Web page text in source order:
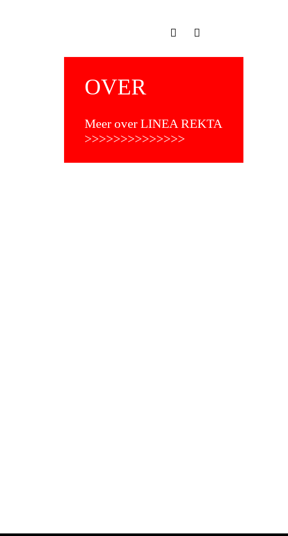
OVER
Meer over LINEA REKTA